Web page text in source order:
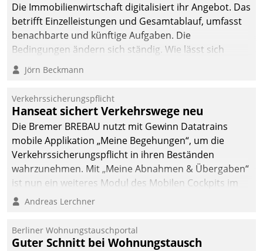
Die Immobilienwirtschaft digitalisiert ihr Angebot. Das
betrifft Einzelleistungen und Gesamtablauf, umfasst
benachbarte und künftige Aufgaben. Die
Bedingungen ändern sich ständig. Wie lässt sich
technisch die Kontrolle wahren und zugleich Freiraum
fürs Wachsen öffnen?
Jörn Beckmann
Verkehrssicherungspflicht
Hanseat sichert Verkehrswege neu
Die Bremer BREBAU nutzt mit Gewinn Datatrains
mobile Applikation „Meine Begehungen“, um die
Verkehrssicherungspflicht in ihren Beständen
wahrzunehmen. Mit „Meine Abnahmen & Übergaben“
ist nun ein weiteres Modul des Mobilen Cockpits im
Einsatz.
Andreas Lerchner
Berliner Wohnungstauschportal
Guter Schnitt bei Wohnungstausch